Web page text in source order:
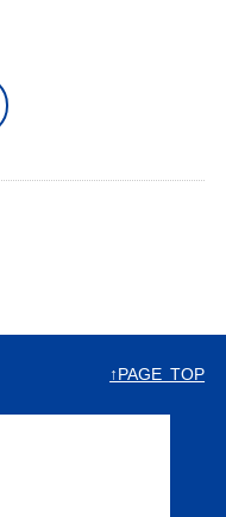
↑PAGE TOP